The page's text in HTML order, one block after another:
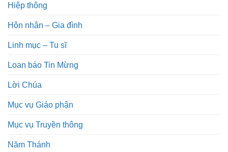
Hiệp thông
Hôn nhân – Gia đình
Linh mục – Tu sĩ
Loan báo Tin Mừng
Lời Chúa
Mục vụ Giáo phận
Mục vụ Truyền thông
Năm Thánh